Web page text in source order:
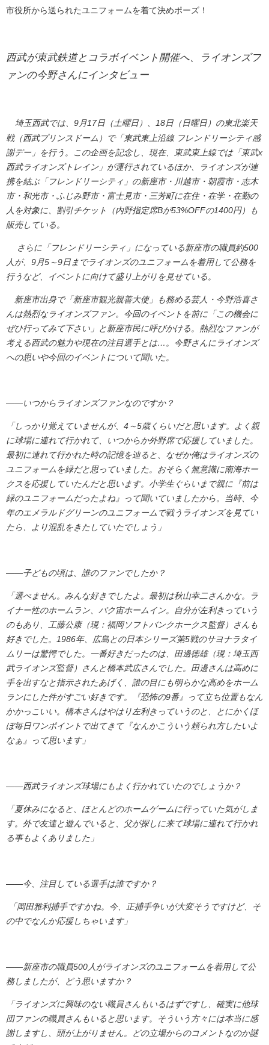
市役所から送られたユニフォームを着て決めポーズ！
西武が東武鉄道とコラボイベント開催へ、ライオンズフ
ァンの今野さんにインタビュー
埼玉西武では、9月17日（土曜日）、18日（日曜日）の東北楽天
戦（西武プリンスドーム）で「東武東上沿線 フレンドリーシティ感
謝デー」を行う。この企画を記念し、現在、東武東上線では「東武x
西武ライオンズトレイン」が運行されているほか、ライオンズが連
携を結ぶ「フレンドリーシティ」の新座市・川越市・朝霞市・志木
市・和光市・ふじみ野市・富士見市・三芳町に在住・在学・在勤の
人を対象に、割引チケット（内野指定席Bが53%OFFの1400円）も
販売している。
さらに「フレンドリーシティ」になっている新座市の職員約500
人が、9月5～9日までライオンズのユニフォームを着用して公務を
行うなど、イベントに向けて盛り上がりを見せている。
新座市出身で「新座市観光親善大使」も務める芸人・今野浩喜さ
んは熱烈なライオンズファン。今回のイベントを前に「この機会に
ぜひ行ってみて下さい」と新座市民に呼びかける。熱烈なファンが
考える西武の魅力や現在の注目選手とは…。今野さんにライオンズ
への思いや今回のイベントについて聞いた。
――いつからライオンズファンなのですか？
「しっかり覚えていませんが、4～5歳くらいだと思います。よく親
に球場に連れて行かれて、いつからか外野席で応援していました。
最初に連れて行かれた時の記憶を辿ると、なぜか俺はライオンズの
ユニフォームを緑だと思っていました。おそらく無意識に南海ホー
クスを応援していたんだと思います。小学生ぐらいまで親に『前は
緑のユニフォームだったよね』って聞いていましたから。当時、今
年のエメラルドグリーンのユニフォームで戦うライオンズを見てい
たら、より混乱をきたしていたでしょう」
――子どもの頃は、誰のファンでしたか？
「選べません。みんな好きでしたよ。最初は秋山幸二さんかな。ラ
イナー性のホームラン、バク宙ホームイン。自分が左利きっていう
のもあり、工藤公康（現：福岡ソフトバンクホークス監督）さんも
好きでした。1986年、広島との日本シリーズ第5戦のサヨナラタイ
ムリーは驚愕でした。一番好きだったのは、田邊徳雄（現：埼玉西
武ライオンズ監督）さんと橋本武広さんでした。田邊さんは高めに
手を出すなと指示されたあげく、誰の目にも明らかな高めをホーム
ランにした件がすごい好きです。『恐怖の9番』って立ち位置もなん
かかっこいい。橋本さんはやはり左利きっていうのと、とにかくほ
ぼ毎日ワンポイントで出てきて『なんかこういう頼られ方したいよ
なぁ』って思います」
――西武ライオンズ球場にもよく行かれていたのでしょうか？
「夏休みになると、ほとんどのホームゲームに行っていた気がしま
す。外で友達と遊んでいると、父が探しに来て球場に連れて行かれ
る事もよくありました」
――今、注目している選手は誰ですか？
「岡田雅利捕手ですかね。今、正捕手争いが大変そうですけど、そ
の中でなんか応援しちゃいます」
――新座市の職員500人がライオンズのユニフォームを着用して公
務しましたが、どう思いますか？
「ライオンズに興味のない職員さんもいるはずですし、確実に他球
団ファンの職員さんもいると思います。そういう方々には本当に感
謝しますし、頭が上がりません。どの立場からのコメントなのか謎